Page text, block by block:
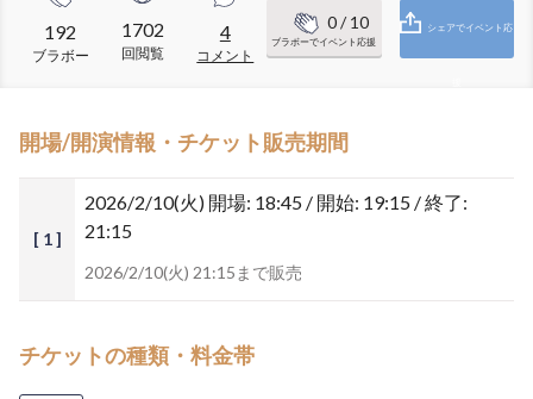
192
ブラボー
1702
回閲覧
4
コメント
0/ 10
ブラボーでイベント応援
シェアでイベント応
開場/開演情報・チケット販売期間
[ 1 ]
2026/2/10(火) 開場: 18:45 / 開始: 19:15 / 終了:
21:15
2026/2/10(火) 21:15まで販売
チケットの種類・料金帯